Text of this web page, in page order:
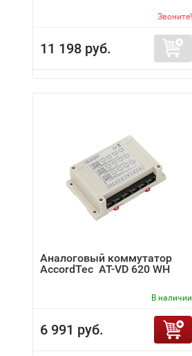
Звоните!
11 198 руб.
Аналоговый коммутатор
AccordTec AT-VD 620 WH
В наличии
6 991 руб.